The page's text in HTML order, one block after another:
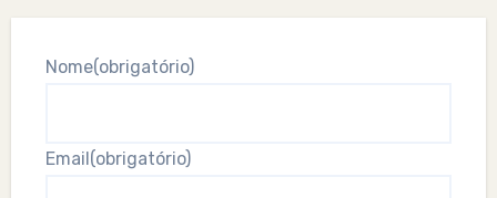
Nome(obrigatório)
Email (obrigatório)